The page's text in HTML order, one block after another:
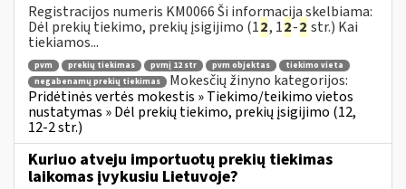
Registracijos numeris KM0066 Ši informacija skelbiama:
Dėl prekių tiekimo, prekių įsigijimo (12, 12-2 str.) Kai
tiekiamos...
pvm prekių tiekimas pvmį 12 str pvm objektas
tiekimo vieta
negabenamų prekių tiekimas
Mokesčių žinyno kategorijos:
Pridėtinės vertės mokestis » Tiekimo/teikimo vietos
nustatymas » Dėl prekių tiekimo, prekių įsigijimo (12,
12-2 str.)
Kuriuo atveju importuotų prekių tiekimas
laikomas įvykusiu Lietuvoje?